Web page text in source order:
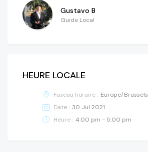
Gustavo B
Guide Local
HEURE LOCALE
Fuseau horaire : Europe/Brussels
Date : 30 Jul 2021
Heure : 4:00 pm - 5:00 pm